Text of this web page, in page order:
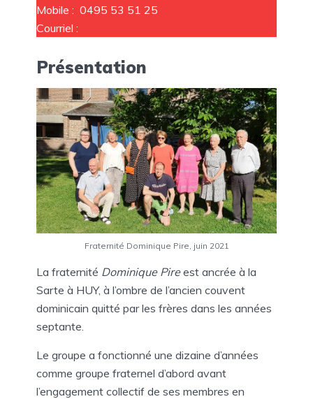
Mobile : 0495 53 51 25
Courriel :
Présentation
Fraternité Dominique Pire, juin 2021
La fraternité Dominique Pireest ancrée à la
Sarte à HUY, à l’ombre de l’ancien couvent
dominicain quitté par les frères dans les années
septante.
Le groupe a fonctionné une dizaine d’années
comme groupe fraternel d’abord avant
l’engagement collectif de ses membres en